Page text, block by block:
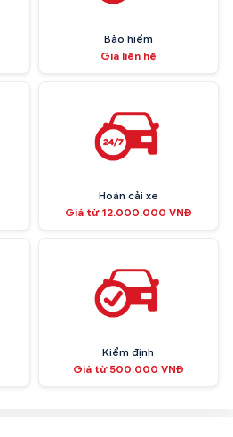
Bảo hiểm
Giá liên hệ
Hoán cải xe
Giá từ 12.000.000 VNĐ
Kiểm định
Giá từ 500.000 VNĐ